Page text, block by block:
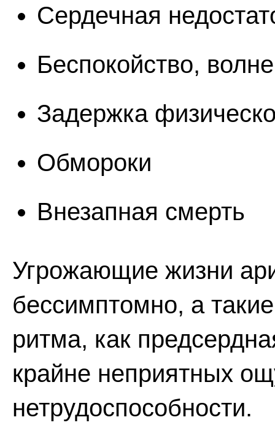
Сердечная
Беспокойство,
Задержка
Обмороки
Внезапная смерть
Угрожающие жизни
бессимптомно, а
ритма, как
крайне неприятных
нетрудоспособности.